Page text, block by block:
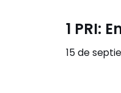
1 PRI:
15 de